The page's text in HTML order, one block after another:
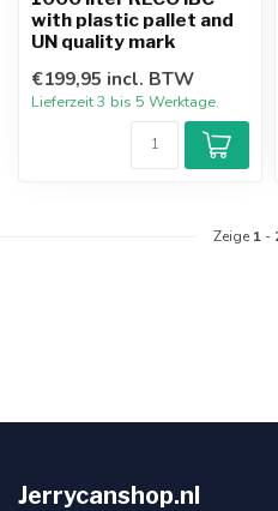
with plastic pallet and
UN quality mark
€199,95 incl. BTW
Lieferzeit 3 ​​bis 5 Werktage.
Zeige 1 -
Jerrycanshop.nl